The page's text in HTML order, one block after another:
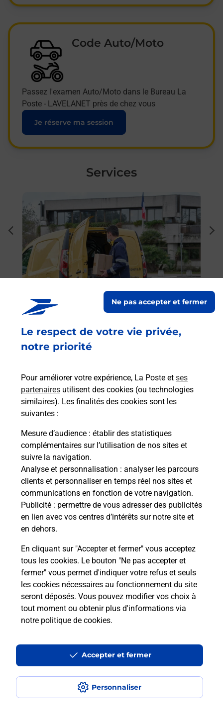
Le respect de votre vie privée,
notre priorité
Pour améliorer votre expérience, La Poste et ses
partenaires utilisent des cookies (ou technologies
similaires). Les finalités des cookies sont les
suivantes :
Mesure d’audience : établir des statistiques
complémentaires sur l’utilisation de nos sites et
suivre la navigation.
Analyse et personnalisation : analyser les parcours
clients et personnaliser en temps réel nos sites et
communications en fonction de votre navigation.
Publicité : permettre de vous adresser des publicités
en lien avec vos centres d’intérêts sur notre site et
en dehors.
En cliquant sur "Accepter et fermer" vous acceptez
tous les cookies. Le bouton "Ne pas accepter et
fermer" vous permet d'indiquer votre refus et seuls
les cookies nécessaires au fonctionnement du site
seront déposés. Vous pouvez modifier vos choix à
tout moment ou obtenir plus d'informations via
notre politique de cookies.
Personnaliser
Ne pas accepter et fermer
Accepter et fermer
Code Auto/Moto
Passez l'examen Auto/Moto dans le Bureau La
Poste - LAVELANET près de chez vous
Je réserve ma session
Services
En savoir plus
Envoyer un colis
Vous souhaitez envoyer un colis depuis :
LAVELANET (09300) ? Découvrez toutes les
En savoir plus
Foire aux questions
Quel âge minimum faut-il pour
passer le permis bateau ?
Combien coûte le code bateau ?
Combien de temps est valable le
code bateau ?
Peut-on passer le permis bateau
avec le CPF ?